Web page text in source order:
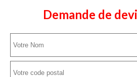
Demande de